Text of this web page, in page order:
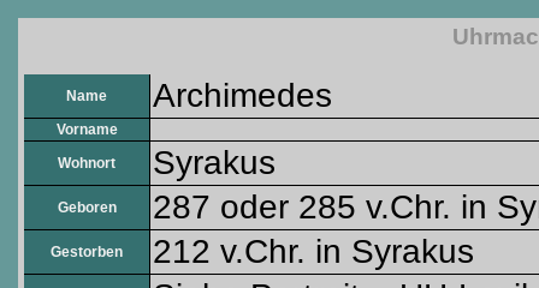
Name Archimedes
Vorname
Wohnort
Syrakus
Geboren 287 oder 285 v.Chr. in
Gestorben 212 v.Chr. in Syrakus